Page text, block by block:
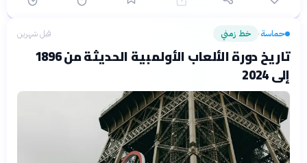
حماسة› خط زمني قبل شهرين
تاريخ دورة الألعاب الأولمبية الحديثة من 1896
إلى 2024